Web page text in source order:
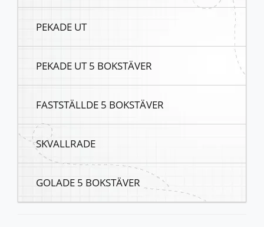
PEKADE UT
PEKADE UT 5 BOKSTÄVER
FASTSTÄLLDE 5 BOKSTÄVER
SKVALLRADE
GOLADE 5 BOKSTÄVER